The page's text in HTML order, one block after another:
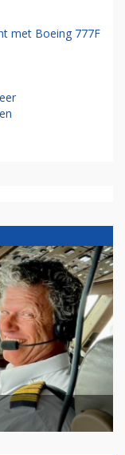
met Boeing 777F